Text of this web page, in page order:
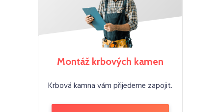
Montáž krbových kamen
Krbová kamna vám přijedeme zapojit.